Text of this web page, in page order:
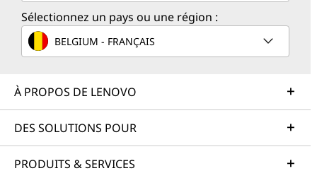
Sélectionnez un pays ou une région :
BELGIUM - FRANÇAIS
À PROPOS DE LENOVO
DES SOLUTIONS POUR
PRODUITS & SERVICES